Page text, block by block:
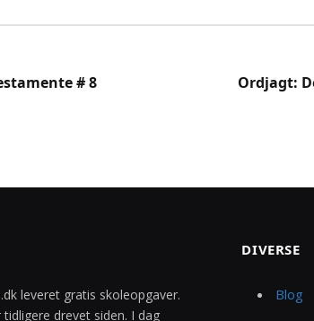
# 8 Ordjagt:
leveret gratis skoleopgaver.
drevet siden. I dag
DIVERSE
Blog